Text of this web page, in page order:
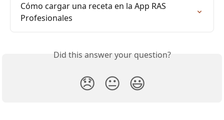
Cómo cargar una receta en la App RAS
Profesionales
Did this answer your question?
😞 😐 😃